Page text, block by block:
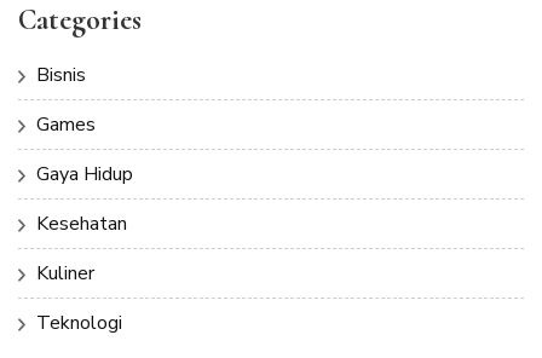
Categories
Bisnis
Games
Gaya Hidup
Kesehatan
Kuliner
Teknologi